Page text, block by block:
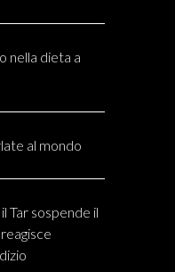
nella dieta a
al mondo
Tar sospende il